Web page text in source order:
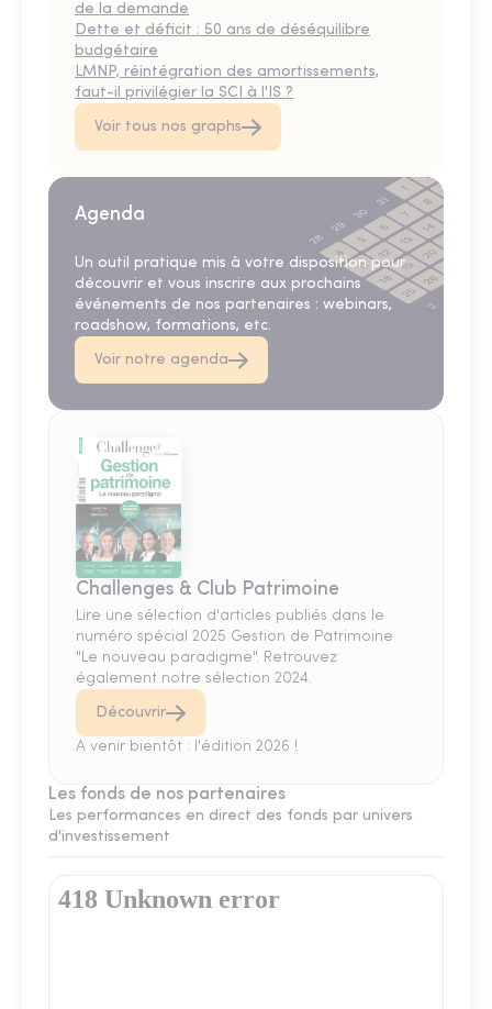
de la demande
Dette et déficit : 50 ans de déséquilibre
budgétaire
LMNP, réintégration des amortissements,
faut-il privilégier la SCI à l'IS ?
Voir tous nos graphs
Agenda
Un outil pratique mis à votre disposition pour
découvrir et vous inscrire aux prochains
événements de nos partenaires : webinars,
roadshow, formations, etc.
Voir notre agenda
Challenges & Club Patrimoine
Lire une sélection d'articles publiés dans le
numéro spécial 2025 Gestion de Patrimoine
"Le nouveau paradigme". Retrouvez
également notre sélection 2024.
Découvrir
A venir bientôt : l'édition 2026 !
Les fonds de nos partenaires
Les performances en direct des fonds par univers
d'investissement